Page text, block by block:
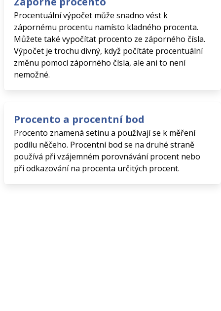
Procentuální výpočet může snadno vést k
zápornému procentu namísto kladného procenta.
Můžete také vypočítat procento ze záporného čísla.
Výpočet je trochu divný, když počítáte procentuální
změnu pomocí záporného čísla, ale ani to není
nemožné.
Procento a procentní bod
Procento znamená setinu a používají se k měření
podílu něčeho. Procentní bod se na druhé straně
používá při vzájemném porovnávání procent nebo
při odkazování na procenta určitých procent.